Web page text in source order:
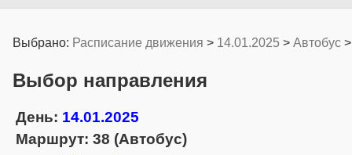
Выбрано: Расписание движения > 14.01.2025 > Автобус
Выбор направления
День: 14.01.2025
Маршрут: 38 (Автобус)